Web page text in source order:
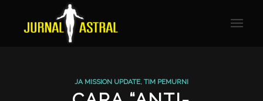
JA MISSION UPDATE, TIM PEMURNI